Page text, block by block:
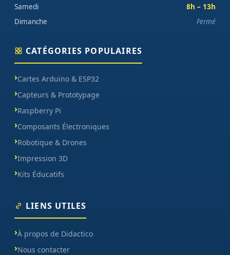
Samedi
8h – 13h
Dimanche
Fermé
CATÉGORIES POPULAIRES
Cartes Arduino & ESP32
Capteurs & Prototypage
Raspberry Pi
Composants Électroniques
Robotique & Drones
Impression 3D
Kits Éducatifs
LIENS UTILES
À propos de Didactico
Nous contacter